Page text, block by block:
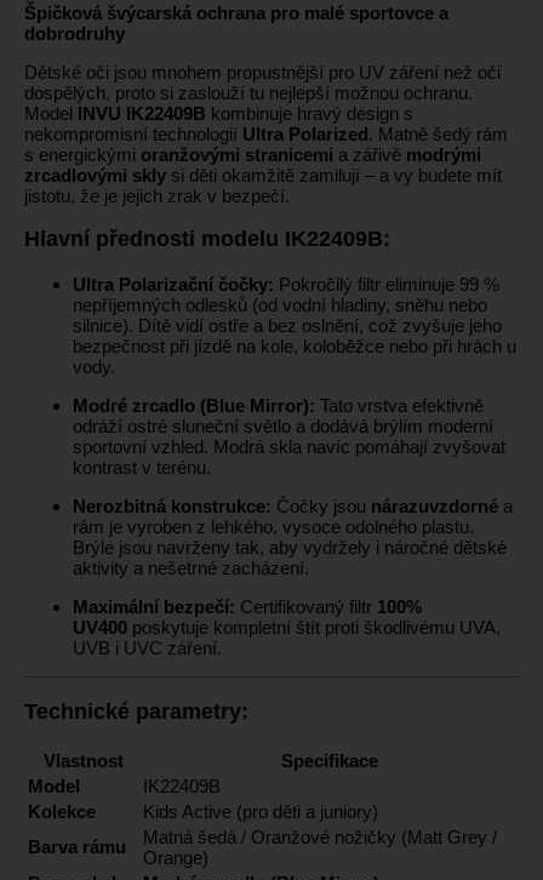
Špičková švýcarská ochrana pro malé sportovce a
dobrodruhy
Dětské oči jsou mnohem propustnější pro UV záření než oči
dospělých, proto si zaslouží tu nejlepší možnou ochranu.
Model INVU IK22409B kombinuje hravý design s
nekompromisní technologií Ultra Polarized. Matně šedý rám
s energickými oranžovými stranicemi a zářivě modrými
zrcadlovými skly si děti okamžitě zamilují – a vy budete mít
jistotu, že je jejich zrak v bezpečí.
Hlavní přednosti modelu IK22409B:
Ultra Polarizační čočky: Pokročilý filtr eliminuje 99 %
nepříjemných odlesků (od vodní hladiny, sněhu nebo
silnice). Dítě vidí ostře a bez oslnění, což zvyšuje jeho
bezpečnost při jízdě na kole, koloběžce nebo při hrách u
vody.
Modré zrcadlo (Blue Mirror): Tato vrstva efektivně
odráží ostré sluneční světlo a dodává brýlím moderní
sportovní vzhled. Modrá skla navíc pomáhají zvyšovat
kontrast v terénu.
Nerozbitná konstrukce: Čočky jsou nárazuvzdorné a
rám je vyroben z lehkého, vysoce odolného plastu.
Brýle jsou navrženy tak, aby vydržely i náročné dětské
aktivity a nešetrné zacházení.
Maximální bezpečí: Certifikovaný filtr 100%
UV400 poskytuje kompletní štít proti škodlivému UVA,
UVB i UVC záření.
Technické parametry:
Vlastnost
Specifikace
Model
IK22409B
Kolekce
Kids Active (pro děti a juniory)
Barva rámu
Matná šedá / Oranžové nožičky (Matt Grey /
Orange)